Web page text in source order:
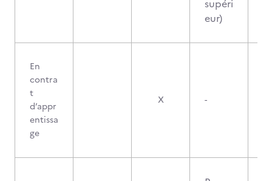
supéri
eur)
En
contra
t
d’appr
entissa
ge
X -